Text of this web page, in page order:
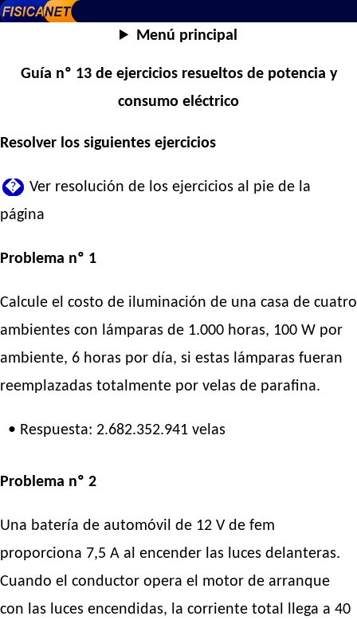
Menú principal
Guía nº 13 de ejercicios resueltos de potencia y
consumo eléctrico
Resolver los siguientes ejercicios
� Ver resolución de los ejercicios al pie de la
página
Problema nº 1
Calcule el costo de iluminación de una casa de cuatro
ambientes con lámparas de 1.000 horas, 100 W por
ambiente, 6 horas por día, si estas lámparas fueran
reemplazadas totalmente por velas de parafina.
• Respuesta: 2.682.352.941 velas
Problema nº 2
Una batería de automóvil de 12 V de fem
proporciona 7,5 A al encender las luces delanteras.
Cuando el conductor opera el motor de arranque
con las luces encendidas, la corriente total llega a 40